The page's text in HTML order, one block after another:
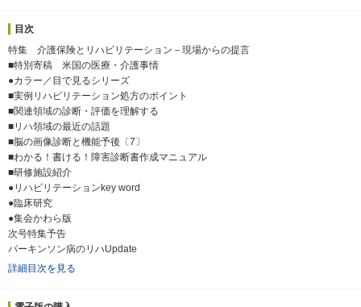
目次
特集 介護保険とリハビリテーション－現場からの提言
■特別寄稿 米国の医療・介護事情
●カラー／目で見るシリーズ
■実例リハビリテーション処方のポイント
■関連領域の診断・評価を理解する
■リハ領域の最近の話題
■脳の画像診断と機能予後〔7〕
■わかる！書ける！障害診断書作成マニュアル
■研修施設紹介
●リハビリテーションkey word
●臨床研究
●集会かわら版
次号特集予告
パーキンソン病のリハUpdate
詳細目次を見る